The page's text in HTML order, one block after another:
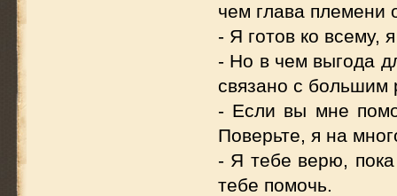
чем глава племени
- Я готов ко всему,
- Но в чем выгода
связано с большим
- Если вы мне
Поверьте, я на
- Я тебе верю,
тебе помочь.